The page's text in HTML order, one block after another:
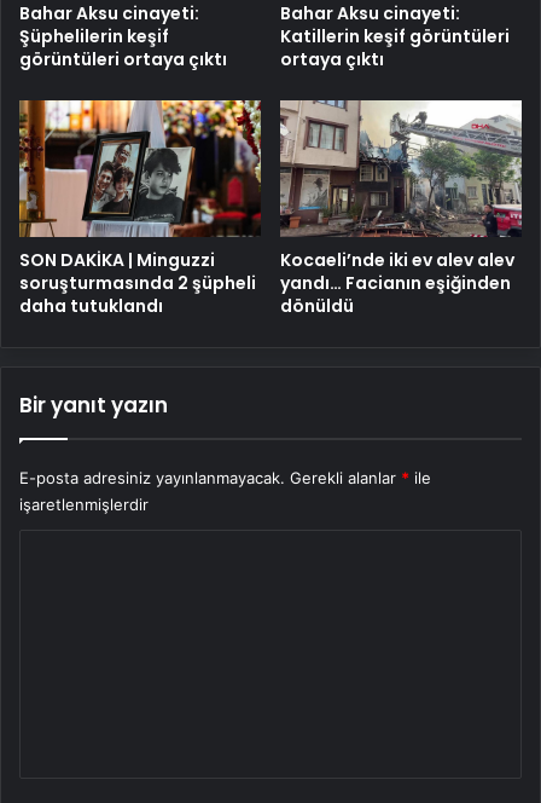
Bahar Aksu cinayeti:
Şüphelilerin keşif
görüntüleri ortaya çıktı
Bahar Aksu cinayeti:
Katillerin keşif görüntüleri
ortaya çıktı
SON DAKİKA | Minguzzi
soruşturmasında 2 şüpheli
daha tutuklandı
Kocaeli’nde iki ev alev alev
yandı… Facianın eşiğinden
dönüldü
Bir yanıt yazın
E-posta adresiniz yayınlanmayacak. Gerekli alanlar * ile
işaretlenmişlerdir